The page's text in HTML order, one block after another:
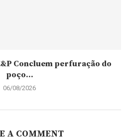
Concluem perfuração do
poço...
06/08/2026
A COMMENT